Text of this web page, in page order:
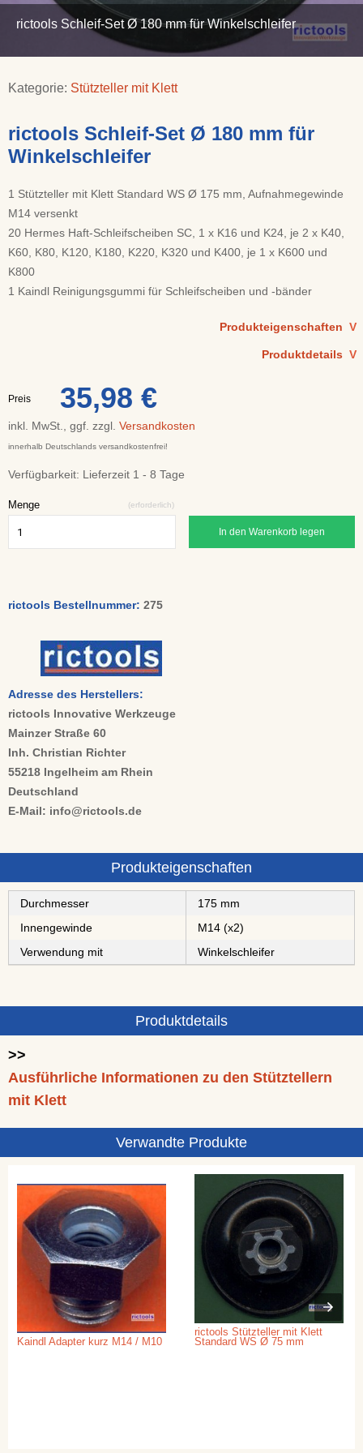
rictools Schleif-Set Ø 180 mm für Winkelschleifer
Kategorie: Stützteller mit Klett
rictools Schleif-Set Ø 180 mm für
Winkelschleifer
1 Stützteller mit Klett Standard WS Ø 175 mm, Aufnahmegewinde
M14 versenkt
20 Hermes Haft-Schleifscheiben SC, 1 x K16 und K24, je 2 x K40,
K60, K80, K120, K180, K220, K320 und K400, je 1 x K600 und
K800
1 Kaindl Reinigungsgummi für Schleifscheiben und -bänder
Produkteigenschaften V
Produktdetails V
Preis 35,98 €
inkl. MwSt., ggf. zzgl. Versandkosten
innerhalb Deutschlands versandkostenfrei!
Verfügbarkeit: Lieferzeit 1 - 8 Tage
Menge (erforderlich)
In den Warenkorb legen
rictools Bestellnummer: 275
Adresse des Herstellers:
rictools Innovative Werkzeuge
Mainzer Straße 60
Inh. Christian Richter
55218 Ingelheim am Rhein
Deutschland
E-Mail: info@rictools.de
Produkteigenschaften
Durchmesser
175 mm
Innengewinde
M14 (x2)
Verwendung mit
Winkelschleifer
Produktdetails
>>
Ausführliche Informationen zu den Stütztellern
mit Klett
Verwandte Produkte
Kaindl Adapter kurz M14 / M10
rictools Stützteller mit Klett
Standard WS Ø 75 mm